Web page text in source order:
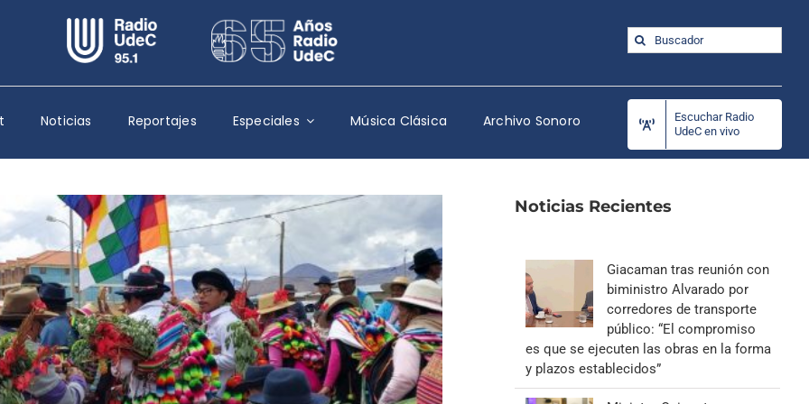
Escuchar Radio UdeC en vivo
Quiénes Somos
Programación
Podcast
Noticias
Reportajes
Columnas
Música Clásica
Especiales
Buscar:
Noticias Reportajes Especiales Música Clásica Archivo Sonoro
Escuchar Radio
UdeC en vivo
Noticias Recientes
Giacaman tras reunión con
biministro Alvarado por
corredores de transporte
público: “El compromiso
es que se ejecuten las obras en la forma
y plazos establecidos”